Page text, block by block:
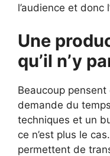
l’audience et donc
Une
qu’il n’y
Beaucoup
demande du
techniques et un
ce n’est plus le
permettent de